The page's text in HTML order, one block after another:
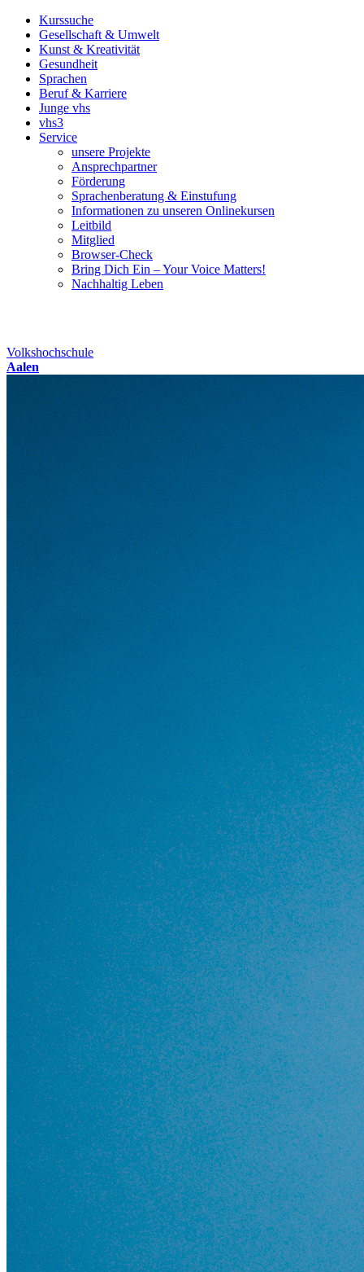
Kurssuche
Gesellschaft & Umwelt
Kunst & Kreativität
Gesundheit
Sprachen
Beruf & Karriere
Junge vhs
vhs3
Service
unsere Projekte
Ansprechpartner
Förderung
Sprachenberatung & Einstufung
Informationen zu unseren Onlinekursen
Leitbild
Mitglied
Browser-Check
Bring Dich Ein – Your Voice Matters!
Nachhaltig Leben
Volkshochschule
Aalen